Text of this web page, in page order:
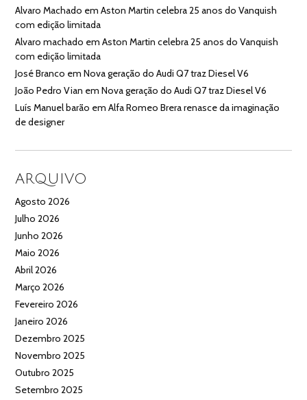
Alvaro Machado emAston Martin celebra 25 anos do Vanquish
com edição limitada
Alvaro machado emAston Martin celebra 25 anos do Vanquish
com edição limitada
José Branco emNova geração do Audi Q7 traz Diesel V6
João Pedro Vian emNova geração do Audi Q7 traz Diesel V6
Luís Manuel barão emAlfa Romeo Brera renasce da imaginação
de designer
ARQUIVO
Agosto 2026
Julho 2026
Junho 2026
Maio 2026
Abril 2026
Março 2026
Fevereiro 2026
Janeiro 2026
Dezembro 2025
Novembro 2025
Outubro 2025
Setembro 2025